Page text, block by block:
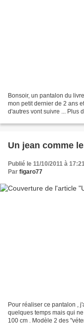
Bonsoir, un pantalon du
mon petit dernier de 2 ans
d'autres vont suivre ... Plus
Un jean comme
Publié le 11/10/2011 à 17:21
Par figaro77
Pour réaliser ce pantalon ,
quelques temps mais qui
100 cm . Modèle 2 des